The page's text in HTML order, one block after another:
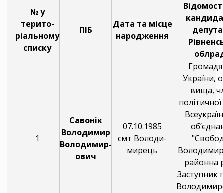
№ у
терито-
ріальному
списку
ПІБ
Дата та місце
народження
1
Савонік
Володимир
Володимир-
ович
07.10.1985
смт Володи-
мирець
України,
вища,
політичної
районна
Заступник